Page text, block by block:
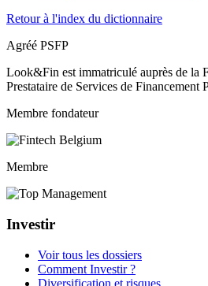
Retour à l'index du dictionnaire
Agréé PSFP
Look&Fin est immatriculé auprès de la
Prestataire de Services de Financement
Membre fondateur
Membre
Investir
Voir tous les dossiers
Comment Investir ?
Diversification et risques